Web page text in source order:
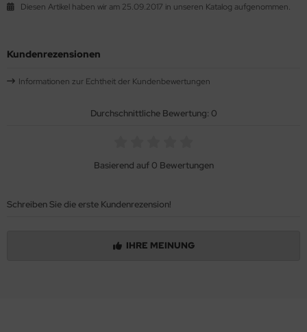
Diesen Artikel haben wir am 25.09.2017 in unseren Katalog aufgenommen.
Kundenrezensionen
Informationen zur Echtheit der Kundenbewertungen
Durchschnittliche Bewertung: 0
Basierend auf 0 Bewertungen
Schreiben Sie die erste Kundenrezension!
IHRE MEINUNG